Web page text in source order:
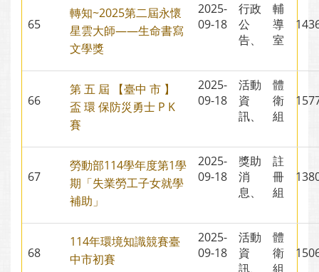
65
轉知~2025第二屆永懷
星雲大師——生命書寫
文學獎
2025-
09-18
行政
公
告、
輔
導
室
66
第 五 屆 【臺中 市 】
盃 環 保防災勇士 P K
賽
2025-
09-18
活動
資
訊、
體
衛
組
67
勞動部114學年度第1學
期「失業勞工子女就學
補助」
2025-
09-18
獎助
消
息、
註
冊
組
68
114年環境知識競賽臺
中市初賽
2025-
09-18
活動
資
訊、
體
衛
組